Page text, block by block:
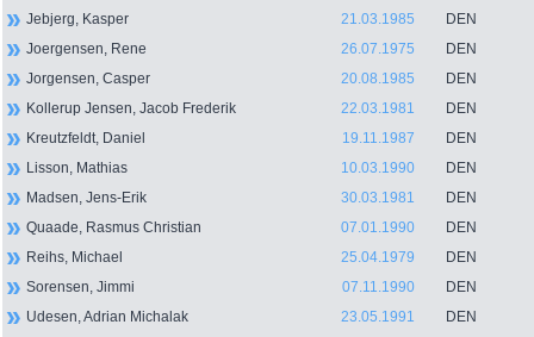
Jebjerg, Kasper
21.03.1985
DEN
Joergensen, Rene
26.07.1975
DEN
Jorgensen, Casper
20.08.1985
DEN
Kollerup Jensen, Jacob Frederik
22.03.1981
DEN
Kreutzfeldt, Daniel
19.11.1987
DEN
Lisson, Mathias
10.03.1990
DEN
Madsen, Jens-Erik
30.03.1981
DEN
Quaade, Rasmus Christian
07.01.1990
DEN
Reihs, Michael
25.04.1979
DEN
Sorensen, Jimmi
07.11.1990
DEN
Udesen, Adrian Michalak
23.05.1991 DEN